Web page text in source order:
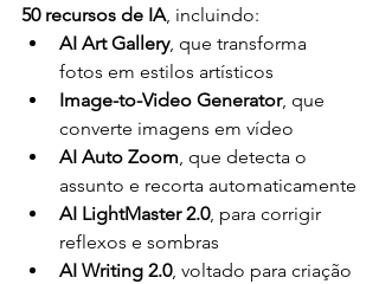
50 recursos de IA, incluindo:
AI Art Gallery, que transforma
fotos em estilos artísticos
Image-to-Video Generator, que
converte imagens em vídeo
AI Auto Zoom, que detecta o
assunto e recorta automaticamente
AI LightMaster 2.0, para corrigir
reflexos e sombras
AI Writing 2.0, voltado para criação